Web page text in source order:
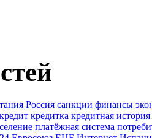
Россия санкции финансы
кредит кредитка кредитная история
платёжная система